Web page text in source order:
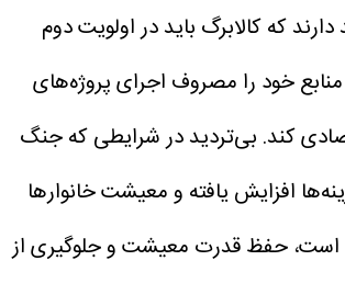
که کالابرگ باید در اولویت دوم
منابع خود را مصروف اجرای پروژه‌های
کند. بی‌تردید در شرایطی که جنگ
افزایش یافته و معیشت خانوار‌ها
حفظ قدرت معیشت و جلوگیری از